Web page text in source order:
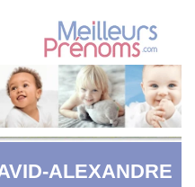
ALEXANDRE